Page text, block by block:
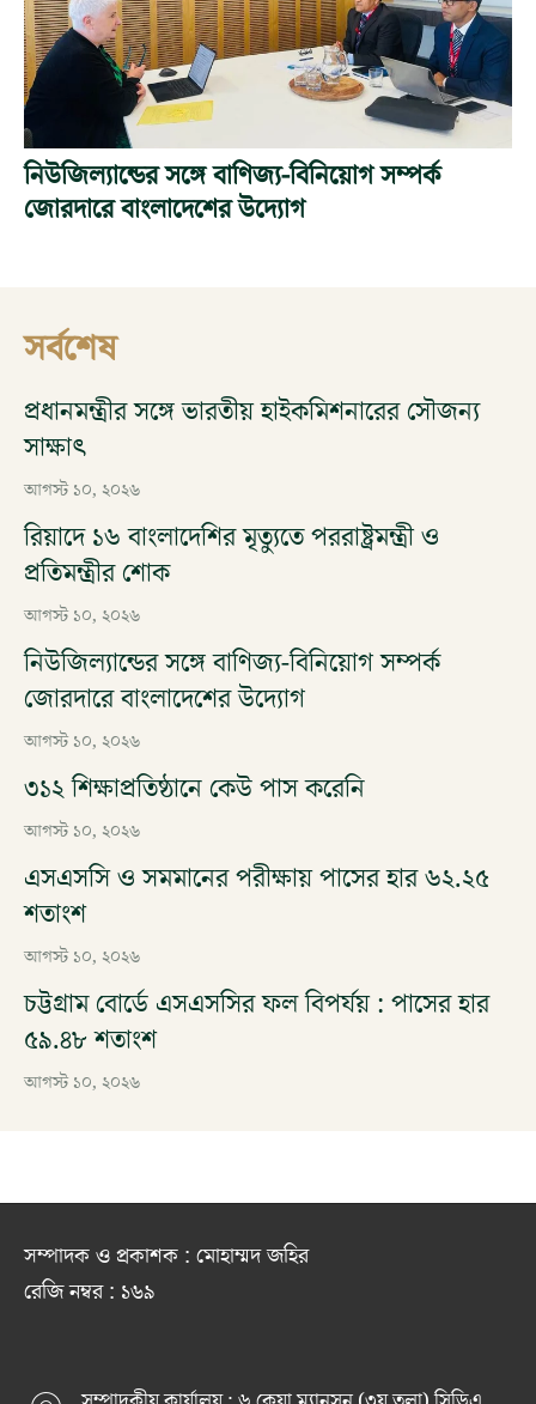
নিউজিল্যান্ডের সঙ্গে বাণিজ্য-বিনিয়োগ সম্পর্ক
জোরদারে বাংলাদেশের উদ্যোগ
সর্বশেষ
প্রধানমন্ত্রীর সঙ্গে ভারতীয় হাইকমিশনারের সৌজন্য
সাক্ষাৎ
আগস্ট ১০, ২০২৬
রিয়াদে ১৬ বাংলাদেশির মৃত্যুতে পররাষ্ট্রমন্ত্রী ও
প্রতিমন্ত্রীর শোক
আগস্ট ১০, ২০২৬
নিউজিল্যান্ডের সঙ্গে বাণিজ্য-বিনিয়োগ সম্পর্ক
জোরদারে বাংলাদেশের উদ্যোগ
আগস্ট ১০, ২০২৬
৩১২ শিক্ষাপ্রতিষ্ঠানে কেউ পাস করেনি
আগস্ট ১০, ২০২৬
এসএসসি ও সমমানের পরীক্ষায় পাসের হার ৬২.২৫
শতাংশ
আগস্ট ১০, ২০২৬
চট্টগ্রাম বোর্ডে এসএসসির ফল বিপর্যয় : পাসের হার
৫৯.৪৮ শতাংশ
আগস্ট ১০, ২০২৬
সম্পাদক ও প্রকাশক : মোহাম্মদ জহির
রেজি নম্বর : ১৬৯